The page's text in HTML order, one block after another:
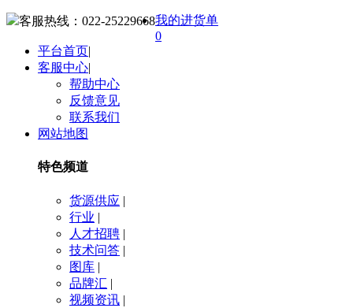
客服热线： 022-25229668我的进货单
0
平台首页|
客服中心|
帮助中心
反馈意见
联系我们
网站地图
特色频道
货源供应 |
行业 |
人才招聘 |
技术问答 |
图库 |
品牌汇 |
视频资讯 |